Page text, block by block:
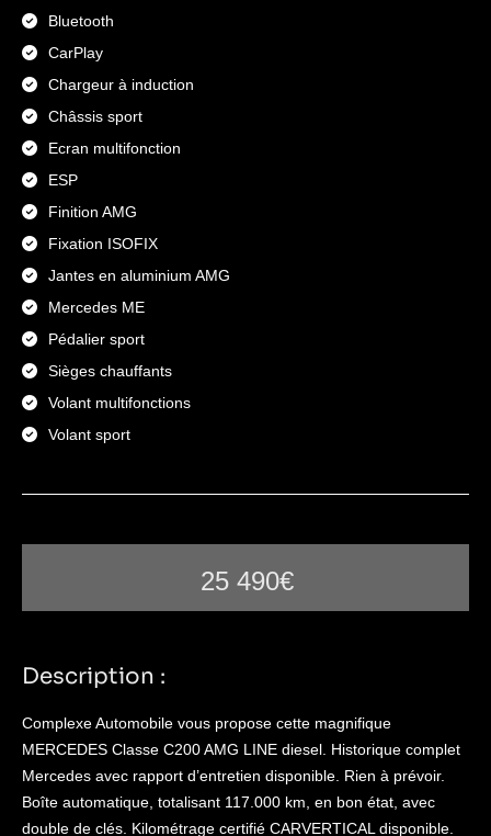
Bluetooth
CarPlay
Chargeur à induction
Châssis sport
Ecran multifonction
ESP
Finition AMG
Fixation ISOFIX
Jantes en aluminium AMG
Mercedes ME
Pédalier sport
Sièges chauffants
Volant multifonctions
Volant sport
25 490€
Description :
Complexe Automobile vous propose cette magnifique
MERCEDES Classe C200 AMG LINE diesel. Historique complet
Mercedes avec rapport d’entretien disponible. Rien à prévoir.
Boîte automatique, totalisant 117.000 km, en bon état, avec
double de clés. Kilométrage certifié CARVERTICAL disponible.